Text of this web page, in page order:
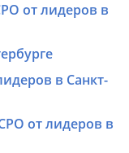
от лидеров в
в Санкт-
от лидеров в